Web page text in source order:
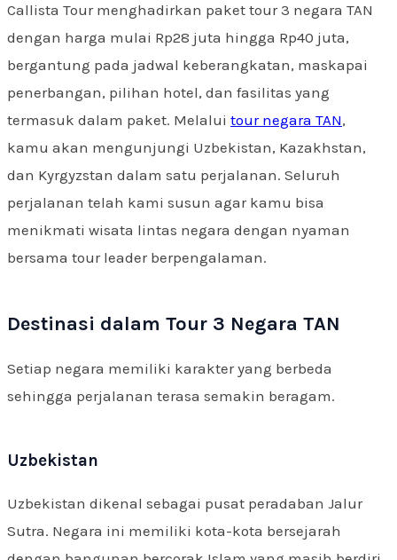
Callista Tour menghadirkan paket tour 3 negara TAN
dengan harga mulai Rp28 juta hingga Rp40 juta,
bergantung pada jadwal keberangkatan, maskapai
penerbangan, pilihan hotel, dan fasilitas yang
termasuk dalam paket. Melalui tour negara TAN,
kamu akan mengunjungi Uzbekistan, Kazakhstan,
dan Kyrgyzstan dalam satu perjalanan. Seluruh
perjalanan telah kami susun agar kamu bisa
menikmati wisata lintas negara dengan nyaman
bersama tour leader berpengalaman.
Destinasi dalam Tour 3 Negara TAN
Setiap negara memiliki karakter yang berbeda
sehingga perjalanan terasa semakin beragam.
Uzbekistan
Uzbekistan dikenal sebagai pusat peradaban Jalur
Sutra. Negara ini memiliki kota-kota bersejarah